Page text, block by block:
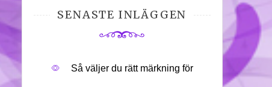
SENASTE INLÄGGEN
Så väljer du rätt märkning för